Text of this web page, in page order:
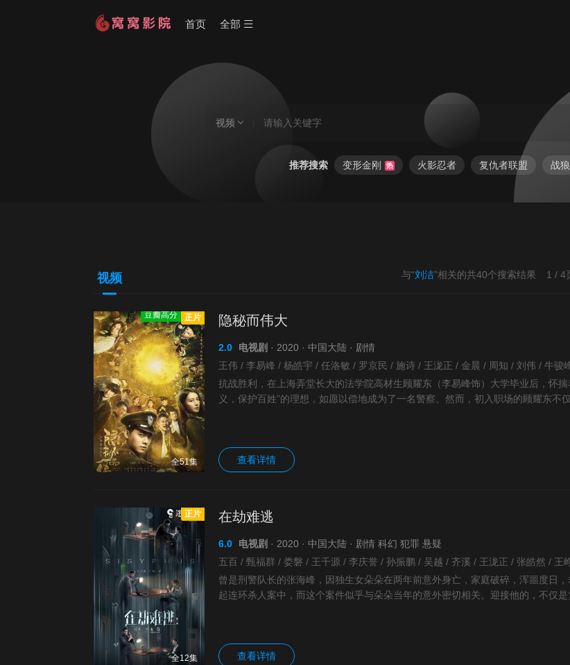
首页 全部
视频
推荐搜索 变形金刚 热 火影忍者 复仇者联盟 战狼
视频 1 / 4
与“刘洁”相关的共40个搜索结果
豆瓣高分 正片
全51集
隐秘而伟大
2.0 电视剧 · 2020 · 中国大陆 · 剧情
抗战胜利，在上海弄堂长大的法学院高材生顾耀东（李易峰饰）大学毕业后，怀揣
义，保护百姓”的理想，如愿以偿地成为了一名警察。然而，初入职场的顾耀东不仅
查看详情
正片
全12集
在劫难逃
6.0 电视剧 · 2020 · 中国大陆 · 剧情 科幻 犯罪 悬疑
曾是刑警队长的张海峰，因独生女朵朵在两年前意外身亡，家庭破碎，浑噩度日
起连环杀人案中，而这个案件似乎与朵朵当年的意外密切相关。迎接他的，不仅是
查看详情